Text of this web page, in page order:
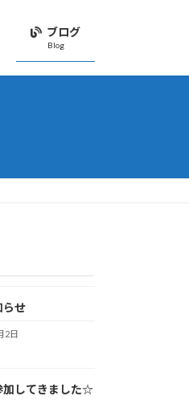
ブログ
Blog
らせ
2日
加してきました☆